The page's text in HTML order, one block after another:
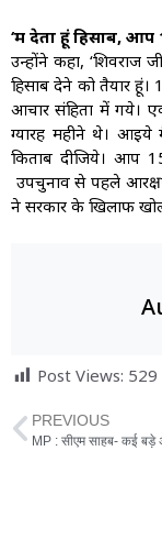
‘मैं देता हूं हिसाब, आप
उन्होंने कहा,
हिसाब देने को तैयार
आचार संहिता में गये।
ग्यारह महीने थे।
किताब दीजिये। आप
उपचुनाव से पहले
ने सरकार के खिलाफ
Post Views: 529
PREVIOUS